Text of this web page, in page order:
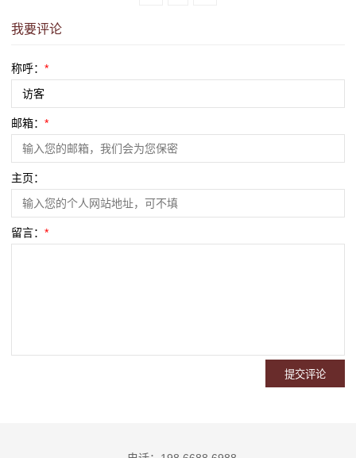
我要评论
称呼： *
邮箱： *
主页：
留言： *